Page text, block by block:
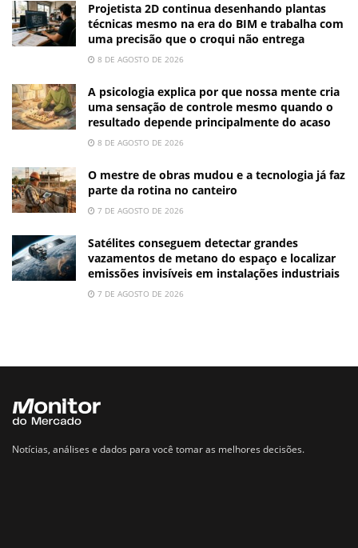
Projetista 2D continua desenhando plantas
técnicas mesmo na era do BIM e trabalha com
uma precisão que o croqui não entrega
8 DE AGOSTO DE 2026
A psicologia explica por que nossa mente cria
uma sensação de controle mesmo quando o
resultado depende principalmente do acaso
8 DE AGOSTO DE 2026
O mestre de obras mudou e a tecnologia já faz
parte da rotina no canteiro
7 DE AGOSTO DE 2026
Satélites conseguem detectar grandes
vazamentos de metano do espaço e localizar
emissões invisíveis em instalações industriais
7 DE AGOSTO DE 2026
Notícias, análises e dados para você tomar as melhores decisões.